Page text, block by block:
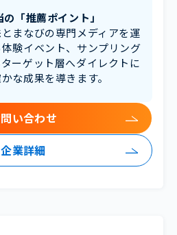
「推薦ポイント」
まなびの専門メディアを運
験イベント、サンプリング
ーゲット層へダイレクトに
な成果を導きます。
企業詳細
い合わせ